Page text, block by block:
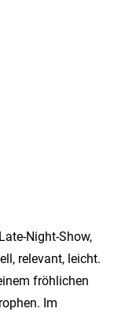
Night-Show,
relevant, leicht.
fröhlichen
Im